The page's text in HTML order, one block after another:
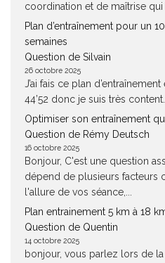
coordination et de maîtrise qui
Plan d’entraînement pour un
semaines
Question de Silvain
26 octobre 2025
J’ai fais ce plan
44’52 donc je suis très content.
Optimiser son entraînement
Question de Rémy Deutsch
16 octobre 2025
Bonjour, C'est une question
dépend de plusieurs facteurs
l'allure de vos séance,...
Plan entrainement 5 km à 18
Question de Quentin
14 octobre 2025
bonjour, vous parlez lors de